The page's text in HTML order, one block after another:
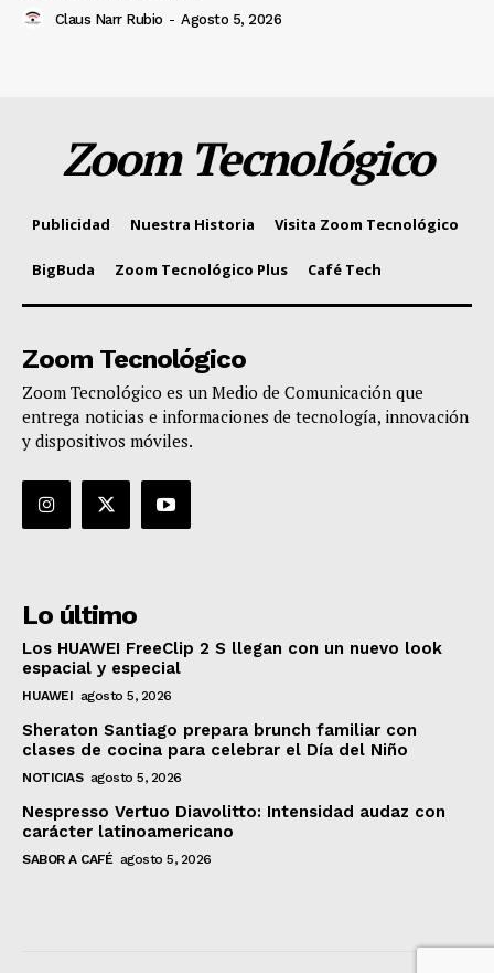
Claus Narr Rubio - Agosto 5, 2026
Zoom Tecnológico
Publicidad Nuestra Historia Visita Zoom Tecnológico
BigBuda Zoom Tecnológico Plus Café Tech
Zoom Tecnológico
Zoom Tecnológico es un Medio de Comunicación que
entrega noticias e informaciones de tecnología, innovación
y dispositivos móviles.
Lo último
Los HUAWEI FreeClip 2 S llegan con un nuevo look
espacial y especial
HUAWEI agosto 5, 2026
Sheraton Santiago prepara brunch familiar con
clases de cocina para celebrar el Día del Niño
NOTICIAS agosto 5, 2026
Nespresso Vertuo Diavolitto: Intensidad audaz con
carácter latinoamericano
SABOR A CAFÉ agosto 5, 2026